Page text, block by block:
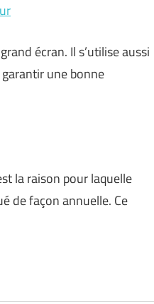
écran. Il s’utilise aussi
une bonne
la raison pour laquelle
de façon annuelle. Ce